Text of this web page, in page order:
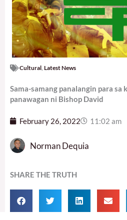
Cultural Latest News
Sama-samang panalangin para sa
panawagan ni Bishop David
February 26, 2022 11:02 am
Norman Dequia
SHARE THE TRUTH